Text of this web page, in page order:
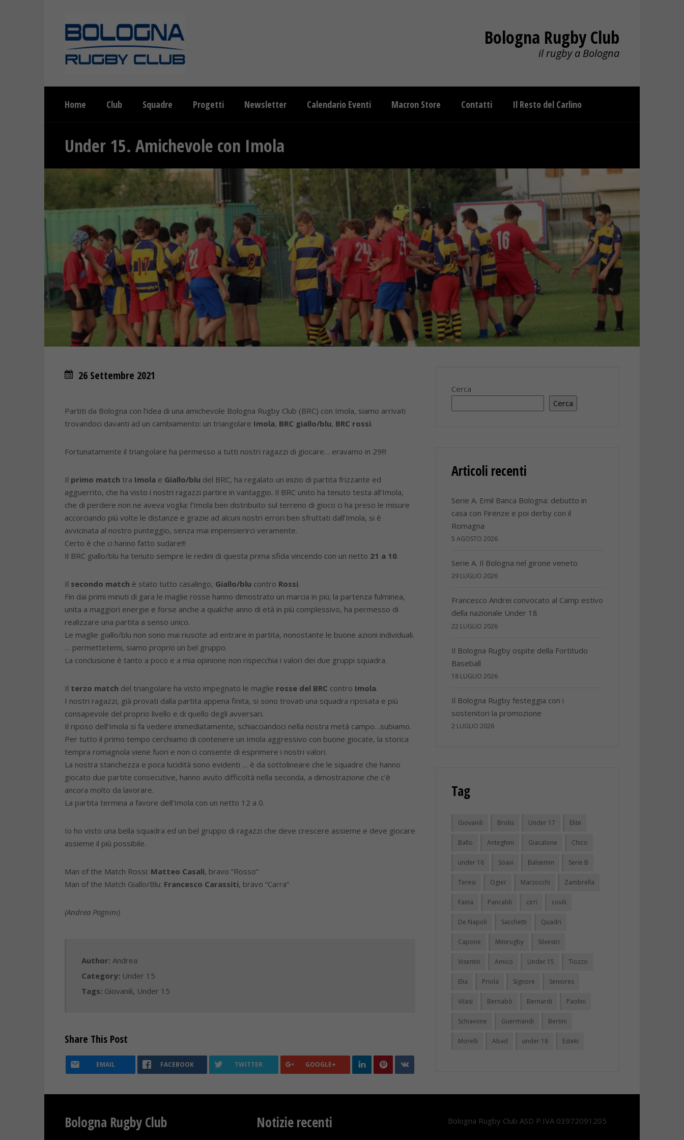
Bologna Rugby Club
il rugby a Bologna
Home Club Squadre Progetti Newsletter Calendario Eventi Macron Store Contatti Il Resto del Carlino
Under 15. Amichevole con Imola
26 Settembre 2021
Partiti da Bologna con l’idea di una amichevole Bologna Rugby Club (BRC) con Imola, siamo arrivati
trovandoci davanti ad un cambiamento: un triangolare Imola, BRC giallo/blu, BRC rossi.
Fortunatamente il triangolare ha permesso a tutti nostri ragazzi di giocare… eravamo in 29!!!
Il primo match tra Imola e Giallo/blu del BRC, ha regalato un inizio di partita frizzante ed
agguerrito, che ha visto i nostri ragazzi partire in vantaggio. Il BRC unito ha tenuto testa all’Imola,
che di perdere non ne aveva voglia: l’Imola ben distribuito sul terreno di gioco ci ha preso le misure
accorciando più volte le distanze e grazie ad alcuni nostri errori ben sfruttati dall’Imola, si è
avvicinata al nostro punteggio, senza mai impensierirci veramente.
Certo è che ci hanno fatto sudare!!!
Il BRC giallo/blu ha tenuto sempre le redini di questa prima sfida vincendo con un netto 21 a 10.
Il secondo match è stato tutto casalingo, Giallo/blu contro Rossi.
Fin dai primi minuti di gara le maglie rosse hanno dimostrato un marcia in più; la partenza fulminea,
unita a maggiori energie e forse anche a qualche anno di età in più complessivo, ha permesso di
realizzare una partita a senso unico.
Le maglie giallo/blu non sono mai riuscite ad entrare in partita, nonostante le buone azioni individuali.
… permettetemi, siamo proprio un bel gruppo.
La conclusione è tanto a poco e a mia opinione non rispecchia i valori dei due gruppi squadra.
Il terzo match del triangolare ha visto impegnato le maglie rosse del BRC contro Imola.
I nostri ragazzi, già provati dalla partita appena finita, si sono trovati una squadra riposata e più
consapevole del proprio livello e di quello degli avversari.
Il riposo dell’Imola si fa vedere immediatamente, schiacciandoci nella nostra metà campo…subiamo.
Per tutto il primo tempo cerchiamo di contenere un Imola aggressivo con buone giocate, la storica
tempra romagnola viene fuori e non ci consente di esprimere i nostri valori.
La nostra stanchezza e poca lucidità sono evidenti … è da sottolineare che le squadre che hanno
giocato due partite consecutive, hanno avuto difficoltà nella seconda, a dimostrazione che c’è
ancora molto da lavorare.
La partita termina a favore dell’Imola con un netto 12 a 0.
Io ho visto una bella squadra ed un bel gruppo di ragazzi che deve crescere assieme e deve giocare
assieme il più possibile.
Man of the Match Rossi: Matteo Casali, bravo “Rosso”
Man of the Match Giallo/Blu: Francesco Carassiti, bravo “Carra”
(Andrea Pagnini)
Author: Andrea
Category: Under 15
Tags: Giovanili, Under 15
Share This Post
EMAIL FACEBOOK TWITTER GOOGLE+
Cerca
Cerca
Articoli recenti
Serie A. Emil Banca Bologna: debutto in
casa con Firenze e poi derby con il
Romagna
5 AGOSTO 2026
Serie A. Il Bologna nel girone veneto
29 LUGLIO 2026
Francesco Andrei convocato al Camp estivo
della nazionale Under 18
22 LUGLIO 2026
Il Bologna Rugby ospite della Fortitudo
Baseball
18 LUGLIO 2026
Il Bologna Rugby festeggia con i
sostenitori la promozione
2 LUGLIO 2026
Tag
Giovanili Brolis Under 17 Elite
Ballo Anteghini Giacalone Chico
under 16 Soavi Balsemin Serie B
Teresi Ogier Marzocchi Zambrella
Faina Pancaldi cirri covili
De Napoli Sacchetti Quadri
Capone Minirugby Silvestri
Visentin Amico Under 15 Tiozzo
Elia Priola Signore Seniores
Vilasi Bernabò Bernardi Paolini
Schiavone Guermandi Bertini
Morelli Abad under 18 Esteki
Bologna Rugby Club Notizie recenti Bologna Rugby Club ASD P.IVA 03972091205